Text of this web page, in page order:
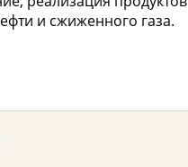
и сжиженного газа.